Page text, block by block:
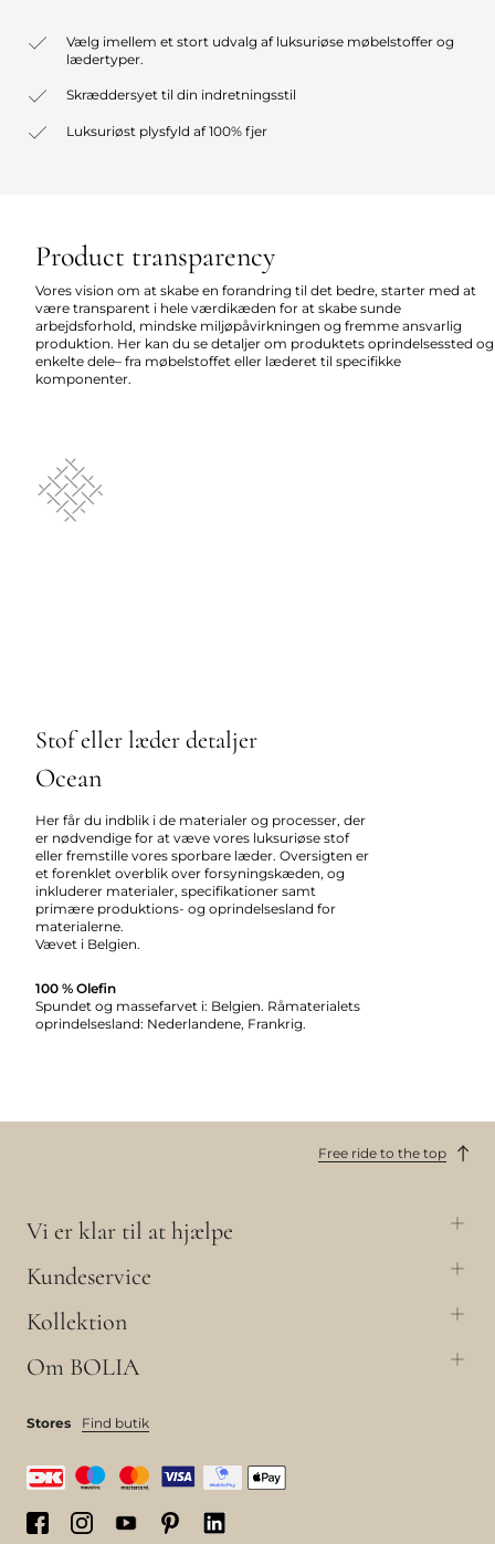
Vælg imellem et stort udvalg af luksuriøse møbelstoffer og
lædertyper.
Skræddersyet til din indretningsstil
Luksuriøst plysfyld af 100% fjer
Product transparency
Vores vision om at skabe en forandring til det bedre, starter med at
være transparent i hele værdikæden for at skabe sunde
arbejdsforhold, mindske miljøpåvirkningen og fremme ansvarlig
produktion. Her kan du se detaljer om produktets oprindelsessted og
enkelte dele– fra møbelstoffet eller læderet til specifikke
komponenter.
Stof eller læder detaljer
Ocean
Her får du indblik i de materialer og processer, der
er nødvendige for at væve vores luksuriøse stof
eller fremstille vores sporbare læder. Oversigten er
et forenklet overblik over forsyningskæden, og
inkluderer materialer, specifikationer samt
primære produktions- og oprindelsesland for
materialerne.
Vævet i Belgien.
100 % Olefin
Spundet og massefarvet i: Belgien. Råmaterialets
oprindelsesland: Nederlandene, Frankrig.
Free ride to the top
Vi er klar til at hjælpe
Kundeservice
Kollektion
Om BOLIA
Stores Find butik